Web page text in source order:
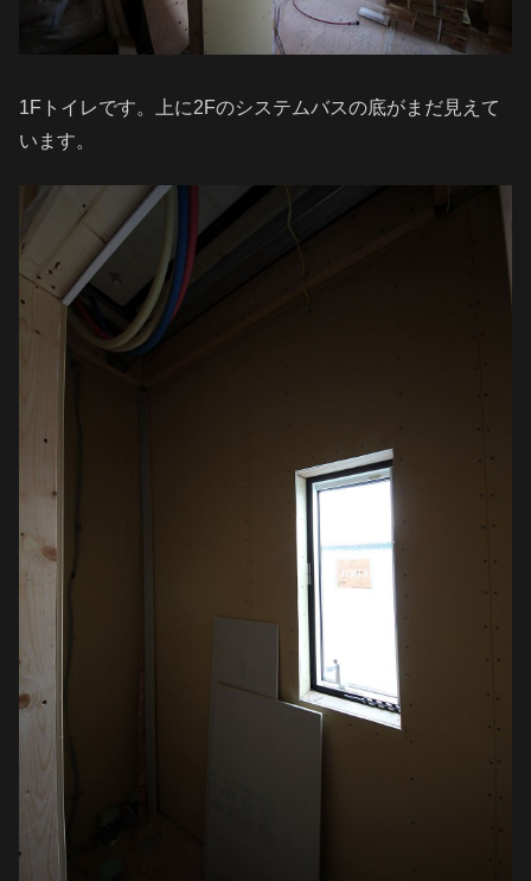
1Fトイレです。上に2Fのシステムバスの底がまだ見えて
います。